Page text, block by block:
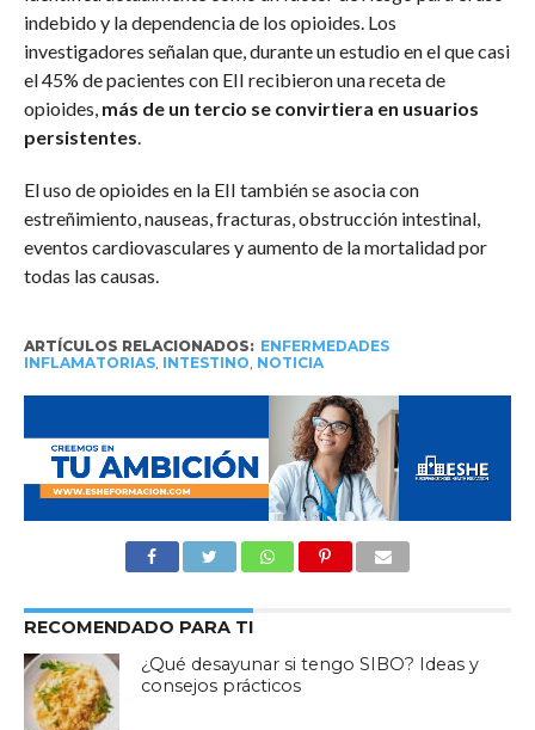
indebido y la dependencia de los opioides. Los
investigadores señalan que, durante un estudio en el que casi
el 45% de pacientes con EII recibieron una receta de
opioides, más de un tercio se convirtiera en usuarios
persistentes
El uso de opioides en la EII también se asocia con
estreñimiento, nauseas, fracturas, obstrucción intestinal,
eventos cardiovasculares y aumento de la mortalidad por
todas las causas.
ARTÍCULOS RELACIONADOS: ENFERMEDADES
INFLAMATORIAS, INTESTINO NOTICIA
RECOMENDADO PARA TI
¿Qué desayunar si tengo SIBO? Ideas y
consejos prácticos